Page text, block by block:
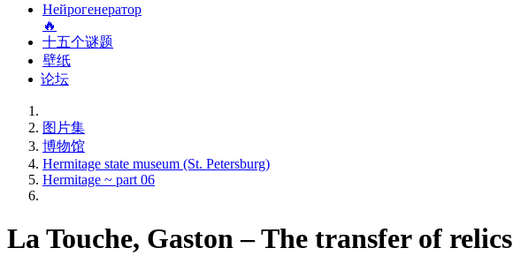
Нейрогенератор
🔥
十五个谜题
壁纸
论坛
图片集
博物馆
Hermitage state museum (St. Petersburg)
Hermitage ~ part 06
La Touche, Gaston – The transfer of relics